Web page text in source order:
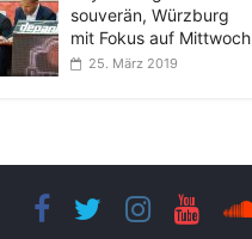
souverän, Würzburg
mit Fokus auf Mittwoch
25. März 2019